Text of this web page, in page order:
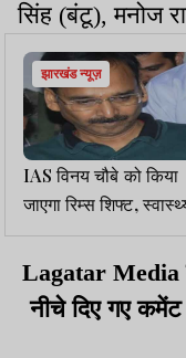
सिंह (बंटू), मनोज
झारखंड न्यूज़
IAS विनय चौबे को किया
जाएगा रिम्स शिफ्ट,
कारणों से लिया गया निर्णय
Lagatar Media
नीचे दिए गए